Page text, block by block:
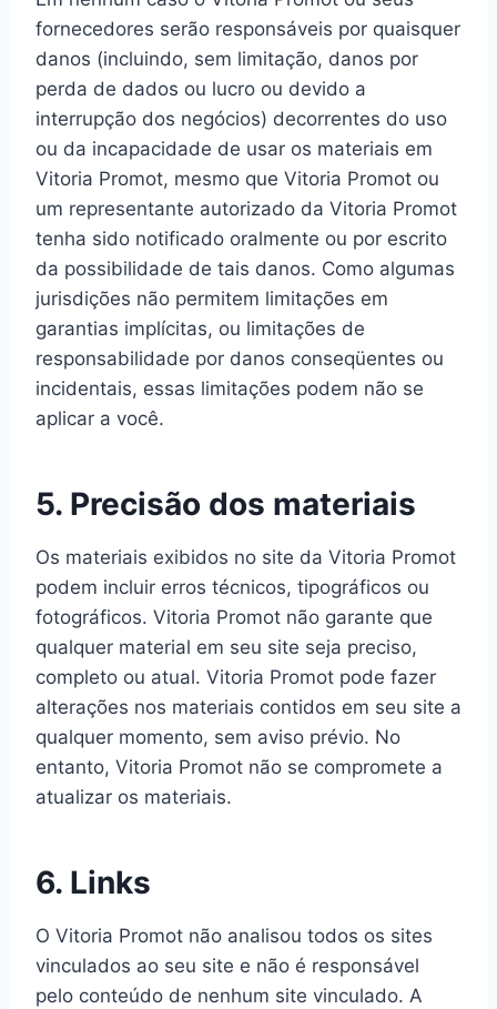
fornecedores serão responsáveis ​​por quaisquer
danos (incluindo, sem limitação, danos por
perda de dados ou lucro ou devido a
interrupção dos negócios) decorrentes do uso
ou da incapacidade de usar os materiais em
Vitoria Promot, mesmo que Vitoria Promot ou
um representante autorizado da Vitoria Promot
tenha sido notificado oralmente ou por escrito
da possibilidade de tais danos. Como algumas
jurisdições não permitem limitações em
garantias implícitas, ou limitações de
responsabilidade por danos conseqüentes ou
incidentais, essas limitações podem não se
aplicar a você.
5. Precisão dos materiais
Os materiais exibidos no site da Vitoria Promot
podem incluir erros técnicos, tipográficos ou
fotográficos. Vitoria Promot não garante que
qualquer material em seu site seja preciso,
completo ou atual. Vitoria Promot pode fazer
alterações nos materiais contidos em seu site a
qualquer momento, sem aviso prévio. No
entanto, Vitoria Promot não se compromete a
atualizar os materiais.
6. Links
O Vitoria Promot não analisou todos os sites
vinculados ao seu site e não é responsável
pelo conteúdo de nenhum site vinculado. A